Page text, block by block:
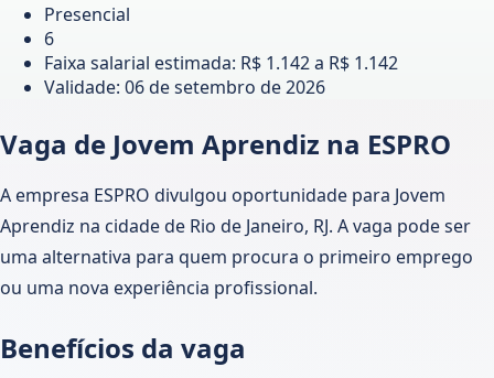
Presencial
6
Faixa salarial estimada: R$ 1.142 a R$ 1.142
Validade: 06 de setembro de 2026
Vaga de Jovem Aprendiz na ESPRO
A empresa ESPRO divulgou oportunidade para Jovem
Aprendiz na cidade de Rio de Janeiro, RJ. A vaga pode ser
uma alternativa para quem procura o primeiro emprego
ou uma nova experiência profissional.
Benefícios da vaga